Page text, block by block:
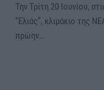
Την Τρίτη 20 Ιουνίου,
“Ελιάς”, κλιμάκιο της
πρώην…